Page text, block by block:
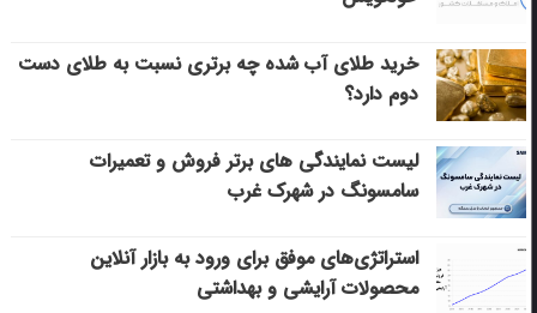
خرید طلای آب شده چه برتری نسبت به طلای دست
دوم دارد؟
لیست نمایندگی های برتر فروش و تعمیرات
سامسونگ در شهرک غرب
استراتژی‌های موفق برای ورود به بازار آنلاین
محصولات آرایشی و بهداشتی